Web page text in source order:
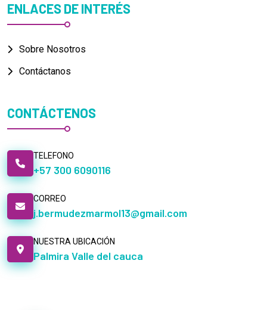
ENLACES DE INTERÉS
Sobre Nosotros
Contáctanos
CONTÁCTENOS
TELEFONO
+57 300 6090116
CORREO
j.bermudezmarmol13@gmail.com
NUESTRA UBICACIÓN
Palmira Valle del cauca